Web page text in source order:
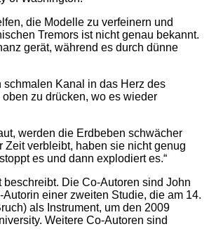
die Modelle zu verfeinern und
Tremors ist nicht genau bekannt.
gerät, während es durch dünne
Kanal in das Herz des
zu drücken, wo es wieder
werden die Erdbeben schwächer
verbleibt, haben sie nicht genug
es und dann explodiert es.“
Die Co-Autoren sind John
einer zweiten Studie, die am 14.
als Instrument, um den 2009
Weitere Co-Autoren sind